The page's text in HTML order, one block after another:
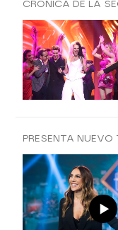
PRESENTA